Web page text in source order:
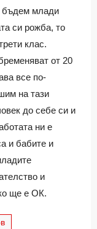
бъдем млади
си рожба, то
клас.
от 20
все по-
на тази
до себе си и
ни е
и бабите и
и
ще е ОК.